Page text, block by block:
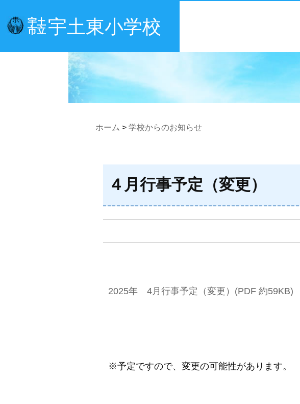
宇土
市立 宇土東小学校
ホーム > 学校からのお知らせ
４月行事予定（変更）
2025年 4月行事予定（変更）(PDF 約59KB)
※予定ですので、変更の可能性があります。